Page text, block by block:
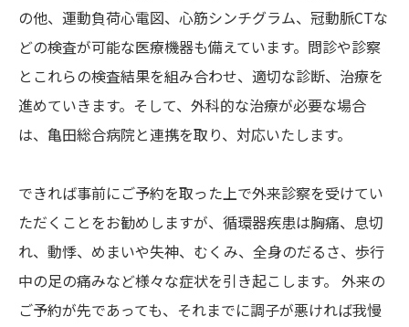
の他、運動負荷心電図、心筋シンチグラム、冠動脈CTな
どの検査が可能な医療機器も備えています。問診や診察
とこれらの検査結果を組み合わせ、適切な診断、治療を
進めていきます。そして、外科的な治療が必要な場合
は、亀田総合病院と連携を取り、対応いたします。
できれば事前にご予約を取った上で外来診察を受けてい
ただくことをお勧めしますが、循環器疾患は胸痛、息切
れ、動悸、めまいや失神、むくみ、全身のだるさ、歩行
中の足の痛みなど様々な症状を引き起こします。 外来の
ご予約が先であっても、それまでに調子が悪ければ我慢